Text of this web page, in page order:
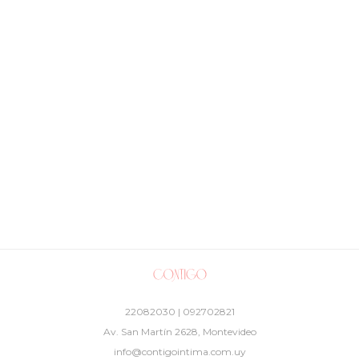
22082030 | 092702821
Av. San Martín 2628, Montevideo
info@contigointima.com.uy